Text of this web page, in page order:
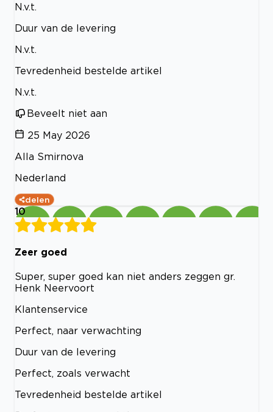
N.v.t.
Duur van de levering
N.v.t.
Tevredenheid bestelde artikel
N.v.t.
Beveelt niet aan
25 May 2026
Alla Smirnova
Nederland
delen
10
Zeer goed
Super, super goed kan niet anders zeggen gr.
Henk Neervoort
Klantenservice
Perfect, naar verwachting
Duur van de levering
Perfect, zoals verwacht
Tevredenheid bestelde artikel